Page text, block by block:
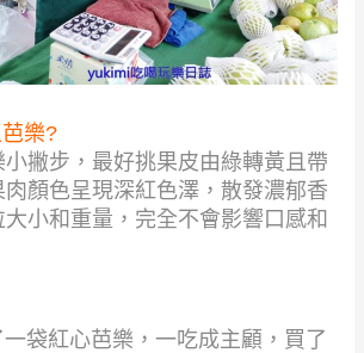
樂?
撇步，最好挑果皮由綠轉黃且帶
顏色呈現深紅色澤，散發濃郁香
小和重量，完全不會影響口感和
袋紅心芭樂，一吃成主顧，買了